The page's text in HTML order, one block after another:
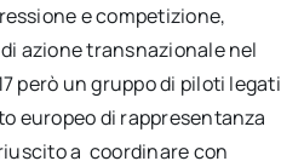
e competizione,
azione transnazionale nel
però un gruppo di piloti legati
europeo di rappresentanza
a coordinare con